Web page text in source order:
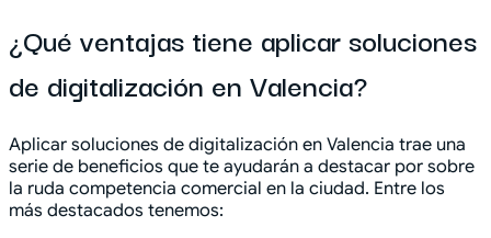
¿Qué ventajas tiene aplicar soluciones
de digitalización en Valencia?
Aplicar soluciones de digitalización en Valencia trae una
serie de beneficios que te ayudarán a destacar por sobre
la ruda competencia comercial en la ciudad. Entre los
más destacados tenemos: